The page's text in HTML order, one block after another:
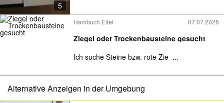
5
Hambuch Eifel 07.07.2026
Ziegel oder Trockenbausteine gesucht
Ich suche Steine bzw. rote Zie ...
Alternative Anzeigen in der Umgebung